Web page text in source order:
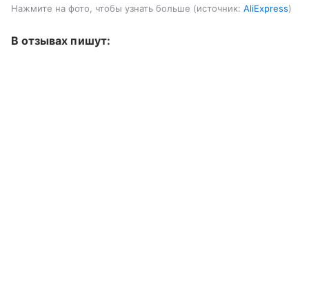
Нажмите на фото, чтобы узнать больше источник: AliExpress
В отзывах пишут: